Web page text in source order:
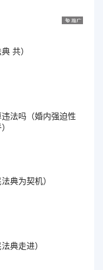
共）
法吗（婚内强迫性
典为契机）
典走进）